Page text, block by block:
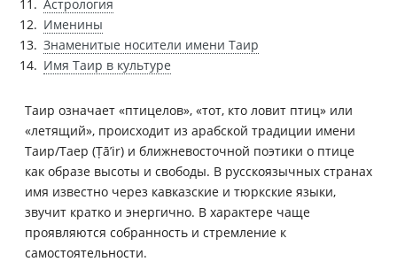
Астрология
Именины
Знаменитые носители имени Таир
Имя Таир в культуре
Таир означает «птицелов», «тот, кто ловит птиц» или
«летящий», происходит из арабской традиции имени
Таир/Таер (Ṭā’ir) и ближневосточной поэтики о птице
как образе высоты и свободы. В русскоязычных странах
имя известно через кавказские и тюркские языки,
звучит кратко и энергично. В характере чаще
проявляются собранность и стремление к
самостоятельности.